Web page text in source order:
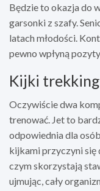
Będzie to okazja do
garsonki z szafy.
latach młodości.
pewno wpłyną
Kijki
Oczywiście dwa
trenować. Jet to
odpowiednia dla
kijkami przyczyni się
czym skorzystają
ujmując, cały